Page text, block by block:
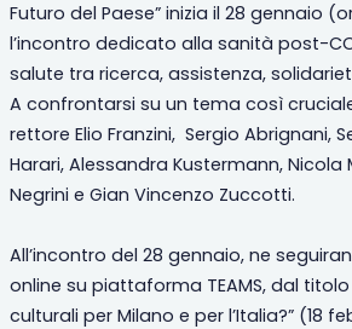
Futuro del Paese” inizia il 28 gennaio
l’incontro dedicato alla sanità post-
salute tra ricerca, assistenza,
A confrontarsi su un tema così
rettore Elio Franzini, Sergio Abrignani,
Harari, Alessandra Kustermann, Nicola
Negrini e Gian Vincenzo Zuccotti.
All’incontro del 28 gennaio, ne
online su piattaforma TEAMS, dal titolo
culturali per Milano e per l’Italia?” (18